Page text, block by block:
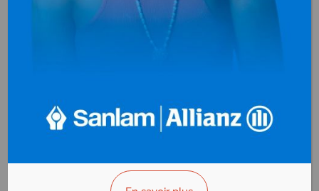
+(241)011 569 770